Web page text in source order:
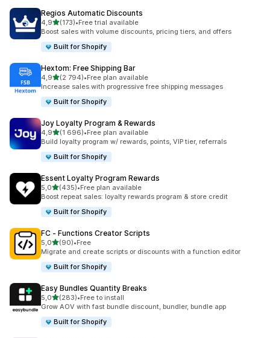
Regios Automatic Discounts
4,9av 5 stjerner
(173)
Totalt 173 omtaler
•Free trial available
Boost sales with volume discounts, pricing tiers, and offers
Built for Shopify
Hextom: Free Shipping Bar
4,9av 5 stjerner
(2 794)
Totalt 2794 omtaler
•Free plan available
Increase sales with progressive free shipping messages
Built for Shopify
Joy Loyalty Program & Rewards
4,9av 5 stjerner
(1 696)
Totalt 1696 omtaler
•Free plan available
Build loyalty program w/ rewards, points, VIP tier, referrals
Built for Shopify
Essent Loyalty Program Rewards
5,0av 5 stjerner
(435)
Totalt 435 omtaler
•Free plan available
Boost repeat sales: loyalty rewards program & store credit
Built for Shopify
FC ‑ Functions Creator Scripts
5,0av 5 stjerner
(90)
Totalt 90 omtaler
•Free
Migrate and create scripts or discounts with a function editor
Built for Shopify
Easy Bundles Quantity Breaks
5,0av 5 stjerner
(283)
Totalt 283 omtaler
•Free to install
Grow AOV with fast bundle discount, bundler, bundle app
Built for Shopify